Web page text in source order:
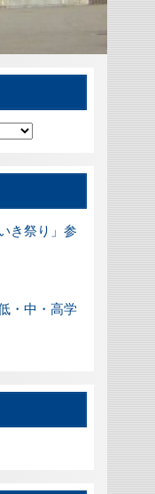
き祭り」参
・中・高学